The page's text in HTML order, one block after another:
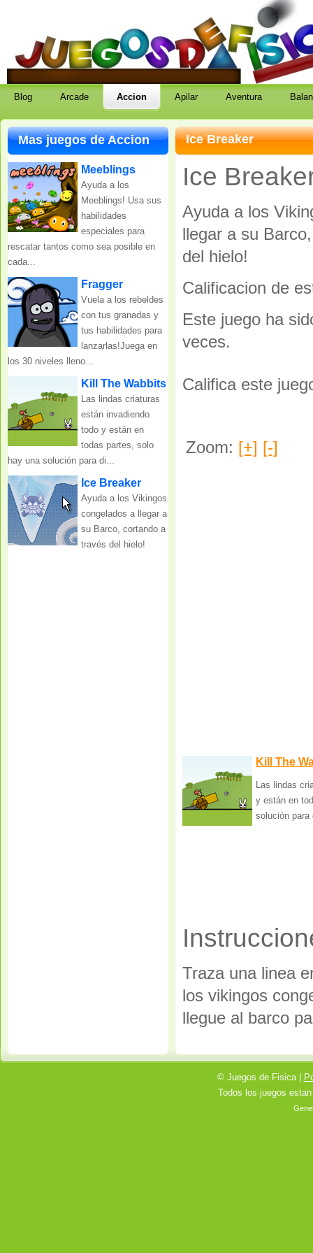
juegos de fisica
coleccion de juegos de fisica gratis
Blog Arcade Accion Apilar Aventura
Ice Breaker
Ice
Ayuda a los
llegar a su
del hielo!
Calificacion de
Este juego ha
veces.
Califica este
Zoom: [+] [-]
Kill The
Las lindas
y están en
solución para
Traza una linea
los vikingos
llegue al barco
Mas juegos de Accion
Meeblings
Ayuda a los
Meeblings! Usa sus
habilidades
especiales para
rescatar tantos como sea posible en
cada...
Fragger
Vuela a los rebeldes
con tus granadas y
tus habilidades para
lanzarlas!Juega en
los 30 niveles lleno...
Kill The Wabbits
Las lindas criaturas
están invadiendo
todo y están en
todas partes, solo
hay una solución para di...
Ice Breaker
Ayuda a los Vikingos
congelados a llegar a
su Barco, cortando a
través del hielo!
© Juegos de Fisica |
Todos los juegos